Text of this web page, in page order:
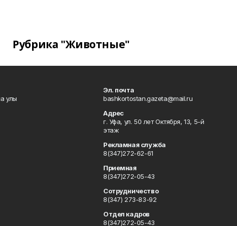
Рубрика "Животные"
улы
Эл. почта
bashkortostan.gazeta@mail.ru
Адрес
г. Уфа, ул. 50 лет Октября, 13, 5-й
этаж
Рекламная служба
8(347)272-62-61
Приемная
8(347)272-05-43
Сотрудничество
8(347) 273-83-92
Отдел кадров
8(347)272-05-43